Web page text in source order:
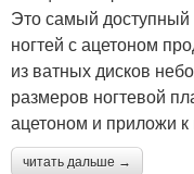
Это самый
ногтей с ацетоном
из ватных дисков
размеров ногтевой
ацетоном и приложи к
читать дальше →